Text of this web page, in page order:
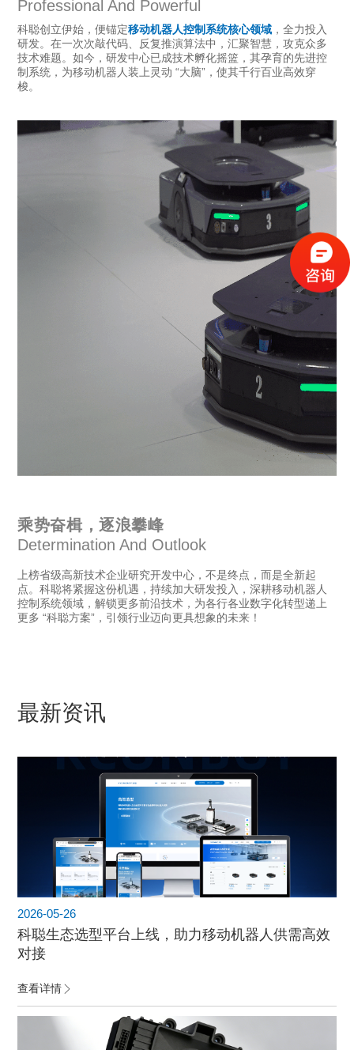
Professional And Powerful
科聪创立伊始，便锚定移动机器人控制系统核心领域 ，全力投入
研发。在一次次敲代码、反复推演算法中，汇聚智慧，攻克众多
技术难题。如今，研发中心已成技术孵化摇篮，其孕育的先进控
制系统，为移动机器人装上灵动 “大脑”，使其千行百业高效穿
梭。
乘势奋楫，逐浪攀峰
Determination And Outlook
上榜省级高新技术企业研究开发中心，不是终点，而是全新起
点。科聪将紧握这份机遇，持续加大研发投入，深耕移动机器人
控制系统领域，解锁更多前沿技术，为各行各业数字化转型递上
更多 “科聪方案”，引领行业迈向更具想象的未来！
最新资讯
2026-05-26
科聪生态选型平台上线，助力移动机器人供需高效
对接
查看详情